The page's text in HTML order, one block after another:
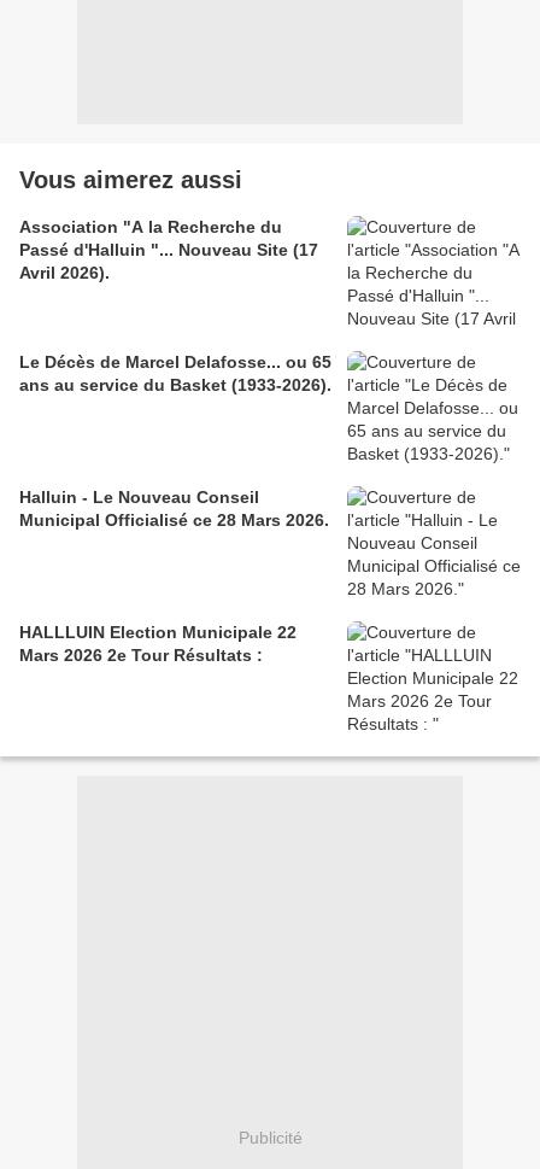
Vous aimerez aussi
Association "A la Recherche du
Passé d'Halluin "... Nouveau Site (17
Avril 2026).
Le Décès de Marcel Delafosse... ou 65
ans au service du Basket (1933-2026).
Halluin - Le Nouveau Conseil
Municipal Officialisé ce 28 Mars 2026.
HALLLUIN Election Municipale 22
Mars 2026 2e Tour Résultats :
Publicité